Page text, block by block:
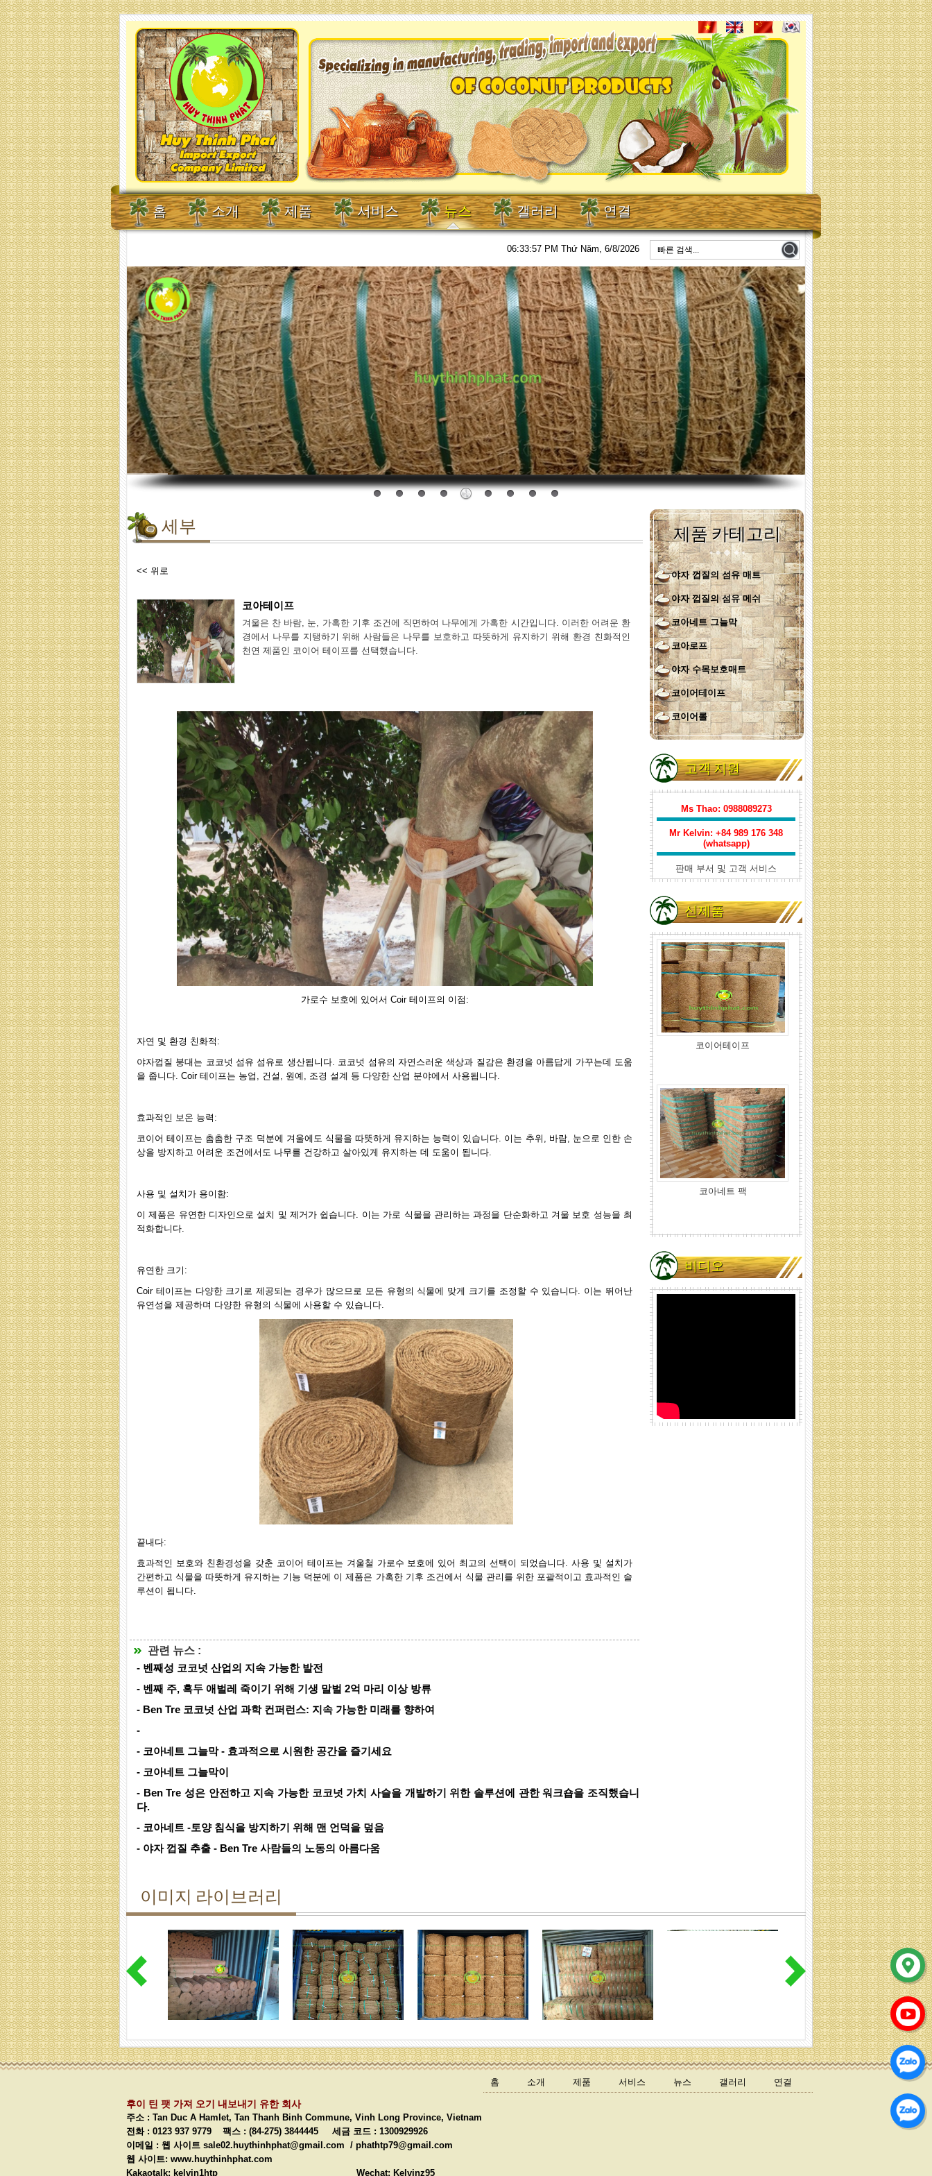
홈 소개 제품 서비스 뉴스 갤러리 연결
06:33:58 PM Thứ Năm, 6/8/2026
제품 카테고리
야자 껍질의 섬유 매트
야자 껍질의 섬유 메쉬
코아네트 그늘막
코아로프
야자 수목보호매트
코이어테이프
코이어롤
고객 지원
Ms Thao: 0988089273
Mr Kelvin: +84 989 176 348
(whatsapp)
판매 부서 및 고객 서비스
신제품
코아네트 그늘막
코아네트 그늘막
코아매트
코아매트 700 GSM
코아매트롤
코이어테이프
코아네트 팩
코코넛 화분덮개
코코넛 화분덮개
비디오
세부
<< 위로
코아테이프
겨울은 찬 바람, 눈, 가혹한 기후 조건에 직면하여 나무에게 가혹한 시간입니다. 이러한 어려운 환
경에서 나무를 지탱하기 위해 사람들은 나무를 보호하고 따뜻하게 유지하기 위해 환경 친화적인
천연 제품인 코이어 테이프를 선택했습니다.
가로수 보호에 있어서 Coir 테이프의 이점:
자연 및 환경 친화적:
야자껍질 붕대는 코코넛 섬유 섬유로 생산됩니다. 코코넛 섬유의 자연스러운 색상과 질감은 환경을 아름답게 가꾸는데 도움
을 줍니다. Coir 테이프는 농업, 건설, 원예, 조경 설계 등 다양한 산업 분야에서 사용됩니다.
효과적인 보온 능력:
코이어 테이프는 촘촘한 구조 덕분에 겨울에도 식물을 따뜻하게 유지하는 능력이 있습니다. 이는 추위, 바람, 눈으로 인한 손
상을 방지하고 어려운 조건에서도 나무를 건강하고 살아있게 유지하는 데 도움이 됩니다.
사용 및 설치가 용이함:
이 제품은 유연한 디자인으로 설치 및 제거가 쉽습니다. 이는 가로 식물을 관리하는 과정을 단순화하고 겨울 보호 성능을 최
적화합니다.
유연한 크기:
Coir 테이프는 다양한 크기로 제공되는 경우가 많으므로 모든 유형의 식물에 맞게 크기를 조정할 수 있습니다. 이는 뛰어난
유연성을 제공하며 다양한 유형의 식물에 사용할 수 있습니다.
끝내다:
효과적인 보호와 친환경성을 갖춘 코이어 테이프는 겨울철 가로수 보호에 있어 최고의 선택이 되었습니다. 사용 및 설치가
간편하고 식물을 따뜻하게 유지하는 기능 덕분에 이 제품은 가혹한 기후 조건에서 식물 관리를 위한 포괄적이고 효과적인 솔
루션이 됩니다.
관련 뉴스 :
- 벤째성 코코넛 산업의 지속 가능한 발전
- 벤째 주, 흑두 애벌레 죽이기 위해 기생 말벌 2억 마리 이상 방류
- Ben Tre 코코넛 산업 과학 컨퍼런스: 지속 가능한 미래를 향하여
-
- 코아네트 그늘막 - 효과적으로 시원한 공간을 즐기세요
- 코아네트 그늘막이
- Ben Tre 성은 안전하고 지속 가능한 코코넛 가치 사슬을 개발하기 위한 솔루션에 관한 워크숍을 조직했습니
다.
- 코아네트 -토양 침식을 방지하기 위해 맨 언덕을 덮음
- 야자 껍질 추출 - Ben Tre 사람들의 노동의 아름다움
이미지 라이브러리
홈 소개 제품 서비스 뉴스 갤러리 연결
후이 틴 팻 가져 오기 내보내기 유한 회사
주소 : Tan Duc A Hamlet, Tan Thanh Binh Commune, Vinh Long Province, Vietnam
전화 : 0123 937 9779 팩스 : (84-275) 3844445 세금 코드 : 1300929926
이메일 : 웹 사이트 sale02.huythinhphat@gmail.com / phathtp79@gmail.com
웹 사이트: www.huythinhphat.com
Kakaotalk: kelvin1htp Wechat: Kelvinz95